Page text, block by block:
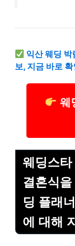
익산웨딩 박
보, 지금 바로
웨
웨딩스타
결혼식을
딩 플래
에 대해